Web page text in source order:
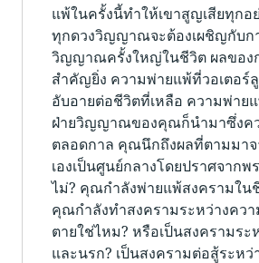
แพ้ในครั้งนี้ทำให้เขาสูญเสียทุกอ
ทุกดวงวิญญาณจะต้องเผชิญกับก
วิญญาณครั้งใหญ่ในชีวิต ผลของ
สำคัญยิ่ง ความพ่ายแพ้ที่วอเตอร์
อับอายต่อชีวิตที่เหลือ ความพ่าย
ฝ่ายวิญญาณของคุณก็นำมาซึ่งค
ตลอดกาล คุณนึกถึงผลที่ตามมาจ
เองเป็นศูนย์กลางโดยปราศจาก
ไม่? คุณกำลังพ่ายแพ้สงครามใน
คุณกำลังทำสงครามระหว่างควา
ตายใช่ไหม? หรือเป็นสงครามระ
และนรก? เป็นสงครามต่อสู้ระหว่